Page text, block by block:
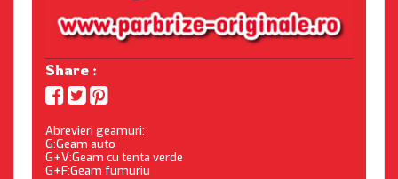
Share :
Abrevieri geamuri:
G:Geam auto
G+V:Geam cu tenta verde
G+F:Geam fumuriu